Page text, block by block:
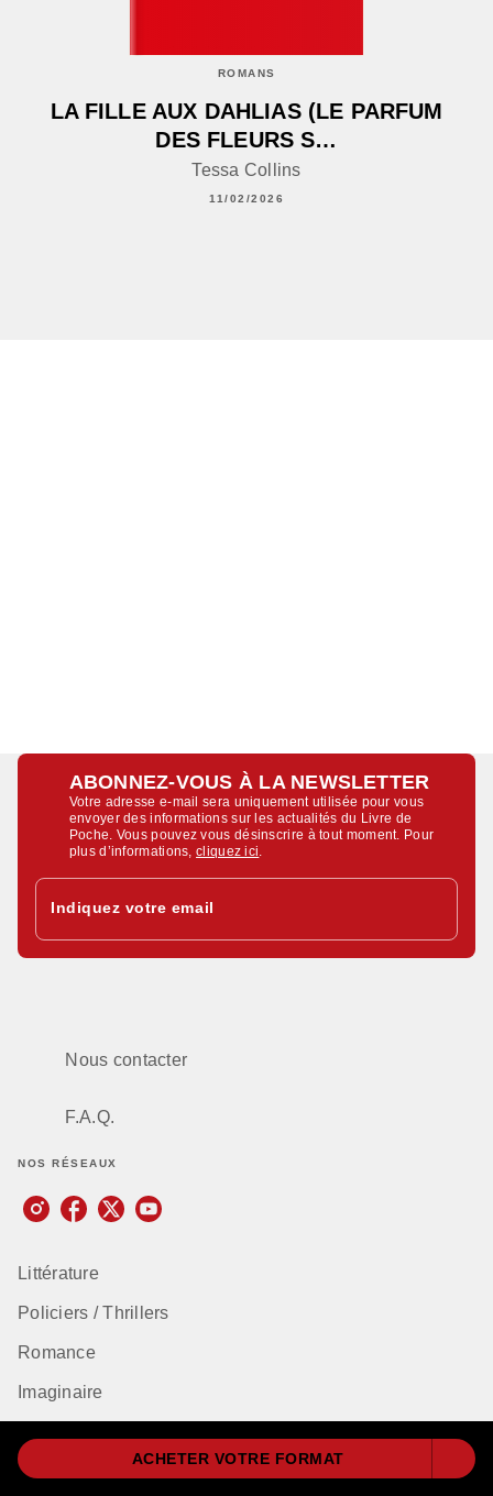
ACHETER VOTRE FORMAT
ROMANS
LA FILLE AUX DAHLIAS (LE PARFUM
DES FLEURS S…
Tessa Collins
11/02/2026
ABONNEZ-VOUS À LA NEWSLETTER
Votre adresse e-mail sera uniquement utilisée pour vous
envoyer des informations sur les actualités du Livre de
Poche. Vous pouvez vous désinscrire à tout moment. Pour
plus d’informations,cliquez ici
Indiquez votre email
Nous contacter
F.A.Q.
NOS RÉSEAUX
Littérature
Policiers / Thrillers
Romance
Imaginaire
Bien-être